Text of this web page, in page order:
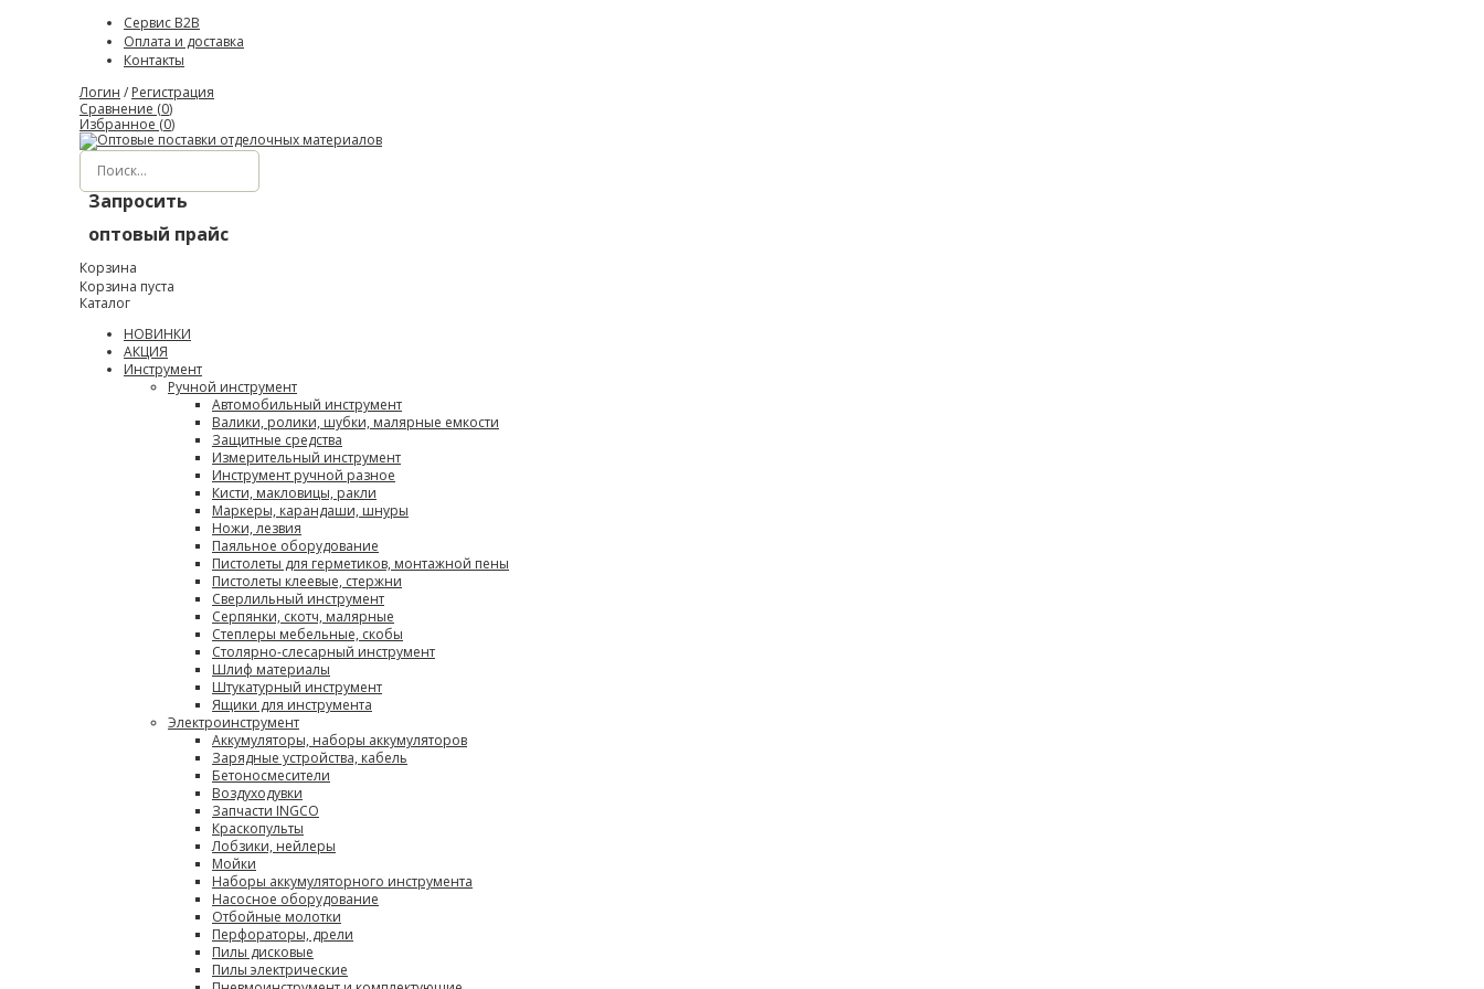
Сервис B2B
Оплата и доставка
Контакты
Логин / Регистрация
Сравнение (0)
Избранное (0)
Запросить
оптовый прайс
Корзина
Корзина пуста
Каталог
НОВИНКИ
АКЦИЯ
Инструмент
Ручной инструмент
Автомобильный инструмент
Валики, ролики, шубки, малярные емкости
Защитные средства
Измерительный инструмент
Инструмент ручной разное
Кисти, макловицы, ракли
Маркеры, карандаши, шнуры
Ножи, лезвия
Паяльное оборудование
Пистолеты для герметиков, монтажной пены
Пистолеты клеевые, стержни
Сверлильный инструмент
Серпянки, скотч, малярные
Степлеры мебельные, скобы
Столярно-слесарный инструмент
Шлиф материалы
Штукатурный инструмент
Ящики для инструмента
Электроинструмент
Аккумуляторы, наборы аккумуляторов
Зарядные устройства, кабель
Бетоносмесители
Воздуходувки
Запчасти INGCO
Краскопульты
Лобзики, нейлеры
Мойки
Наборы аккумуляторного инструмента
Насосное оборудование
Отбойные молотки
Перфораторы, дрели
Пилы дисковые
Пилы электрические